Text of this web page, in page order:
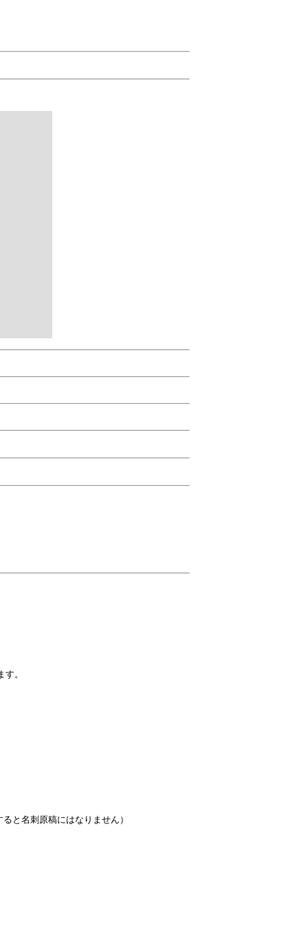
。
と名刺原稿にはなりません）